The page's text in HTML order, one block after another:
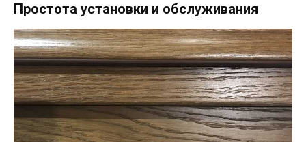
Простота установки и обслуживания